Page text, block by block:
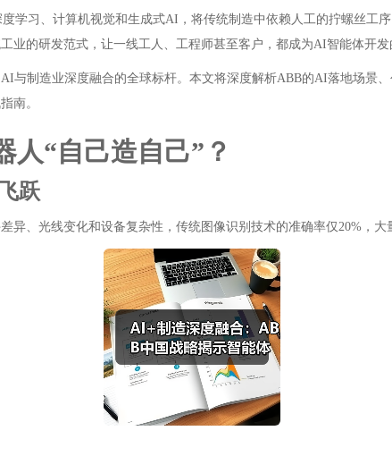
习、计算机视觉和生成式AI，将传统制造中依赖人工的拧螺丝工
业的研发范式，让一线工人、工程师甚至客户，都成为AI智能体开发
与制造业深度融合的全球标杆。本文将深度解析ABB的AI落地场景
南。
“自己造自己”？
跃
、光线变化和设备复杂性，传统图像识别技术的准确率仅20%，大